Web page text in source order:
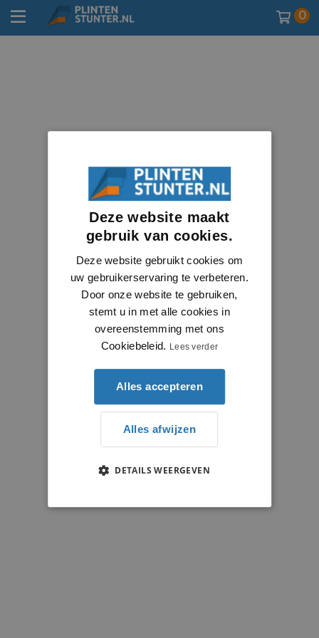
0
Deze website maakt
gebruik van cookies.
Deze website gebruikt cookies om
uw gebruikerservaring te verbeteren.
Door onze website te gebruiken,
stemt u in met alle cookies in
overeenstemming met ons
Cookiebeleid. Lees verder
Alles accepteren
Alles afwijzen
DETAILS WEERGEVEN